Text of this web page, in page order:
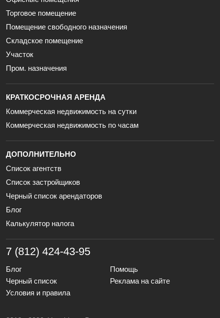
Торговое помещение
Помещение свободного назначения
Складское помещение
Участок
Пром. назначения
КРАТКОСРОЧНАЯ АРЕНДА
Коммерческая недвижимость на сутки
Коммерческая недвижимость по часам
ДОПОЛНИТЕЛЬНО
Список агентств
Список застройщиков
Черный список арендаторов
Блог
Калькулятор налога
7 (812) 424-43-95
Блог
Помощь
Черный список
Реклама на сайте
Условия и правила